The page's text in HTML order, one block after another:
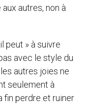
autres, non à
peut » à suivre
avec le style du
autres joies ne
seulement à
fin perdre et ruiner